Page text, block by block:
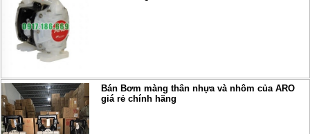
Bán Bơm màng thân nhựa và nhôm của ARO
giá rẻ chính hãng